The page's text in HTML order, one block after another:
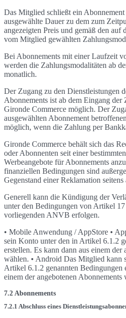
Das Mitglied schließt ein
ausgewählte Dauer zu dem zum
angezeigten Preis und gemäß den auf
vom Mitglied gewählten
Bei Abonnements mit einer Laufzeit
werden die Zahlungsmodalitäten ab
monatlich.
Der Zugang zu den Dienstleistungen
Abonnements ist ab dem Eingang
Gironde Commerce möglich. Der
ausgewählten Abonnement
möglich, wenn die Zahlung per
Gironde Commerce behält sich das
oder Abonnenten seit einer
Werbeangebote für Abonnements
finanziellen Bedingungen sind
Gegenstand einer Reklamation
Generell kann die Kündigung der
unter den Bedingungen von Artikel
vorliegenden ANVB erfolgen.
• Mobile Anwendung / AppStore •
sein Konto unter den in Artikel 6.1.2
erstellen. Es kann dann aus einem der
wählen. • Android Das Mitglied kann
Artikel 6.1.2 genannten Bedingungen
einem der angebotenen Abonnements
7.2 Abonnements
7.2.1 Abschluss eines